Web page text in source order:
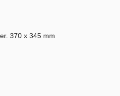
370 x 345 mm